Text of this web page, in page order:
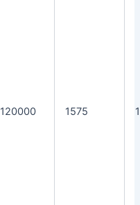
120000 1575 1